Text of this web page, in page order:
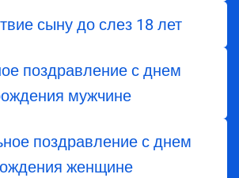
сыну до слез 18 лет
поздравление с днем
мужчине
поздравление с днем
женщине